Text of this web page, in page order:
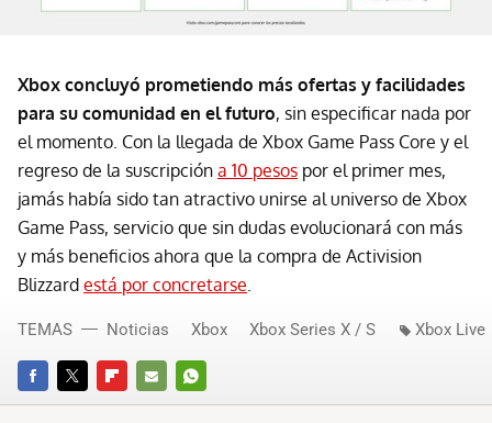
Xbox concluyó prometiendo más ofertas y facilidades
para su comunidad en el futuro, sin especificar nada por
el momento. Con la llegada de Xbox Game Pass Core y el
regreso de la suscripción a 10 pesos por el primer mes,
jamás había sido tan atractivo unirse al universo de Xbox
Game Pass, servicio que sin dudas evolucionará con más
y más beneficios ahora que la compra de Activision
Blizzard está por concretarse
FACEBOOKTWITTERFLIPBOARD
E-
WHATSAPP
TEMAS Noticias Xbox Xbox Series X / S Xbox Live